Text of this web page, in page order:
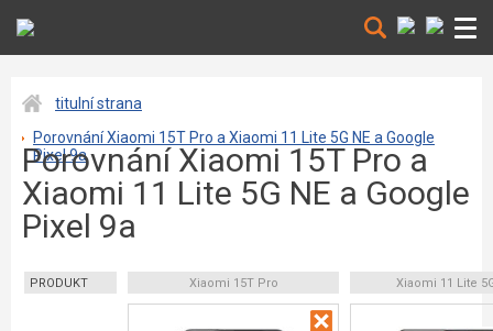
titulní strana
Porovnání Xiaomi 15T Pro a Xiaomi 11 Lite 5G NE a Google
Pixel 9a
Porovnání Xiaomi 15T Pro a
Xiaomi 11 Lite 5G NE a Google
Pixel 9a
PRODUKT Xiaomi 15T Pro Xiaomi 11 Lite